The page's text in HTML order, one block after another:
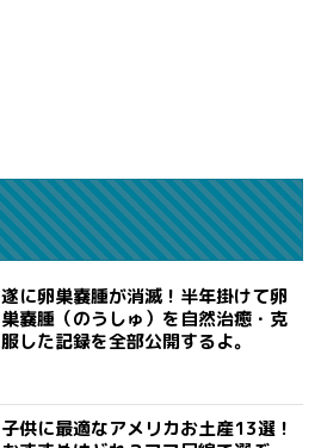
遂に卵巣嚢腫が消滅！半年掛けて卵
巣嚢腫（のうしゅ）を自然治癒・克
服した記録を全部公開するよ。
子供に最適なアメリカお土産13選！